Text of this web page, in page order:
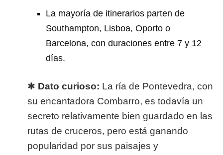
La mayoría de itinerarios parten de
Southampton, Lisboa, Oporto o
Barcelona, con duraciones entre 7 y 12
días.
✱ Dato curioso: La ría de Pontevedra, con
su encantadora Combarro, es todavía un
secreto relativamente bien guardado en las
rutas de cruceros, pero está ganando
popularidad por sus paisajes y